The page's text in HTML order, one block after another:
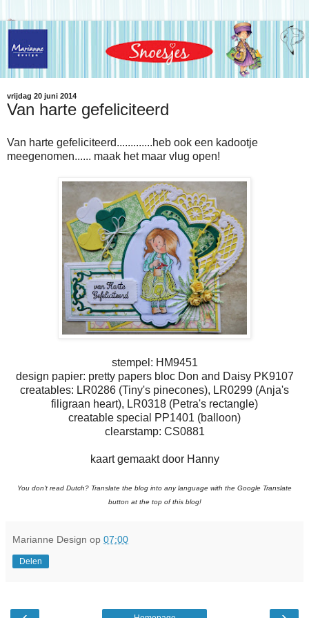
vrijdag 20 juni 2014
Van harte gefeliciteerd
Van harte gefeliciteerd.............heb ook een kadootje
meegenomen...... maak het maar vlug open!
stempel: HM9451
design papier: pretty papers bloc Don and Daisy PK9107
creatables: LR0286 (Tiny's pinecones), LR0299 (Anja's
filigraan heart), LR0318 (Petra's rectangle)
creatable special PP1401 (balloon)
clearstamp: CS0881
kaart gemaakt door Hanny
You don't read Dutch? Translate the blog into any language with the Google Translate
button at the top of this blog!
Marianne Design op 07:00
Delen